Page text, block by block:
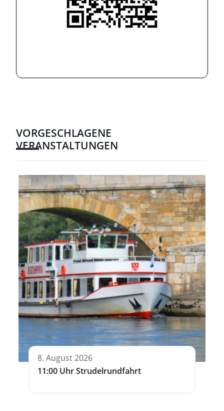
VORGESCHLAGENE
VERANSTALTUNGEN
8. August 2026
11:00 Uhr Strudelrundfahrt